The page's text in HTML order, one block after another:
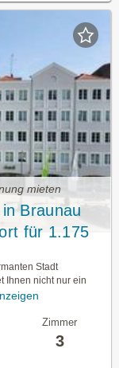
mieten
Braunau
für 1.175
Stadt
Ihnen nicht nur ein
Zimmer
3